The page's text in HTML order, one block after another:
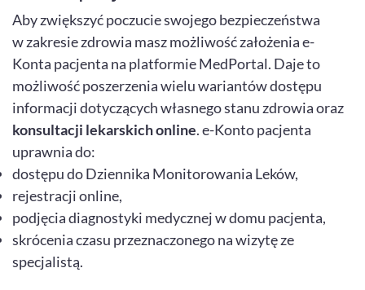
Aby zwiększyć poczucie swojego bezpieczeństwa
w zakresie zdrowia masz możliwość założenia e-
Konta pacjenta na platformie MedPortal. Daje to
możliwość poszerzenia wielu wariantów dostępu
informacji dotyczących własnego stanu zdrowia oraz
konsultacji lekarskich online. e-Konto pacjenta
uprawnia do:
dostępu do Dziennika Monitorowania Leków,
rejestracji online,
podjęcia diagnostyki medycznej w domu pacjenta,
skrócenia czasu przeznaczonego na wizytę ze
specjalistą.